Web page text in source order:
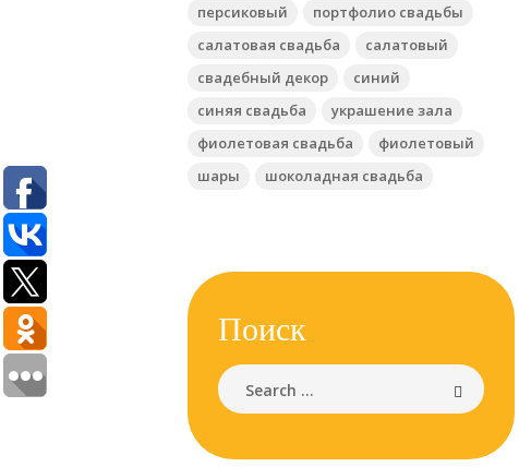
персиковый
портфолио свадьбы
салатовая свадьба
салатовый
свадебный декор
синий
синяя свадьба
украшение зала
фиолетовая свадьба
фиолетовый
шары
шоколадная свадьба
Поиск